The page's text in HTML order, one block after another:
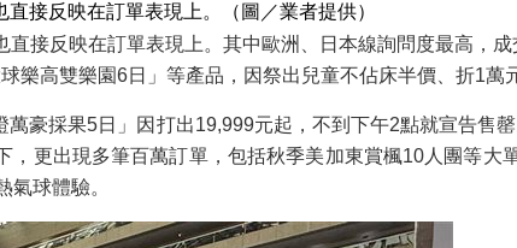
接反映在訂單表現上。（圖／業者提供）
接反映在訂單表現上。其中歐洲、日本線詢問度最高，
樂高雙樂園6日」等產品，因祭出兒童不佔床半價、折1萬
豪採果5日」因打出19,999元起，不到下午2點就宣告售
更出現多筆百萬訂單，包括秋季美加東賞楓10人團等大
球體驗。